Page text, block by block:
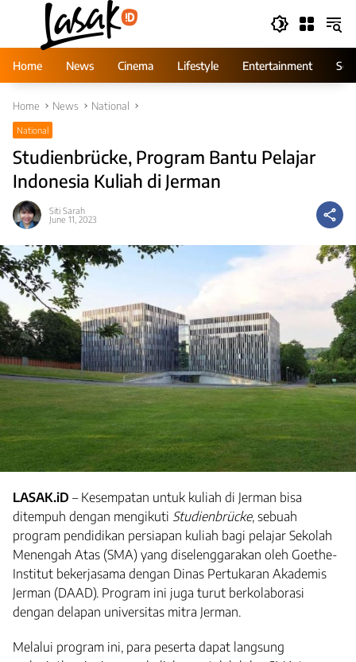
Home
News Cinema Lifestyle Entertainment
Home News National
National
Studienbrücke, Program Bantu Pelajar
Indonesia Kuliah di Jerman
Siti Sarah
June 11, 2023
LASAK.iD – Kesempatan untuk kuliah di Jerman bisa
ditempuh dengan mengikuti Studienbrücke, sebuah
program pendidikan persiapan kuliah bagi pelajar Sekolah
Menengah Atas (SMA) yang diselenggarakan oleh Goethe-
Institut bekerjasama dengan Dinas Pertukaran Akademis
Jerman (DAAD). Program ini juga turut berkolaborasi
dengan delapan universitas mitra Jerman.
Melalui program ini, para peserta dapat langsung